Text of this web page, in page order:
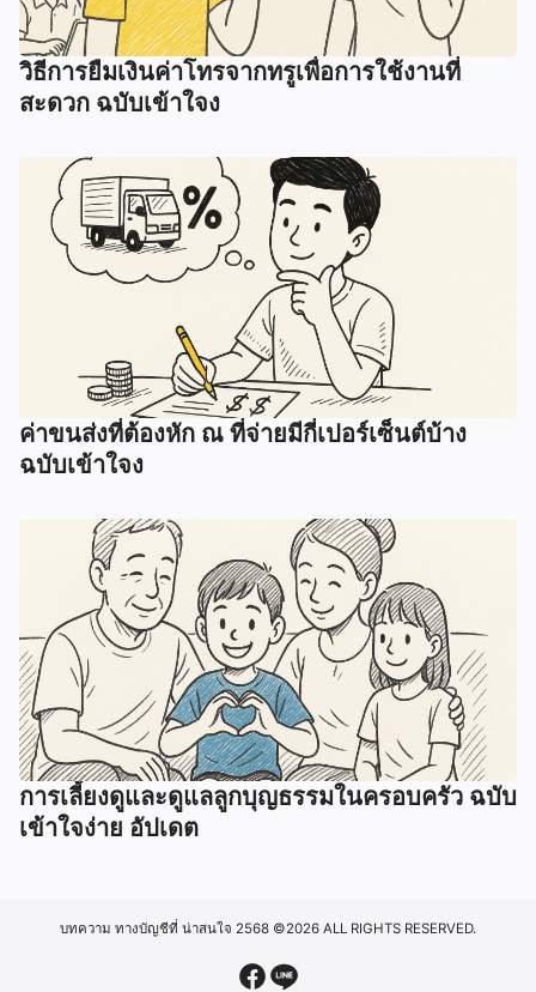
วิธีการยืมเงินค่าโทรจากทรูเพื่อการใช้งานที่
สะดวก ฉบับเข้าใจง
ค่าขนส่งที่ต้องหัก ณ ที่จ่ายมีกี่เปอร์เซ็นต์บ้าง
ฉบับเข้าใจง
การเลี้ยงดูและดูแลลูกบุญธรรมในครอบครัว ฉบับ
เข้าใจง่าย อัปเดต
บทความ ทางบัญชีที่ น่าสนใจ 2568 ©2026 ALL RIGHTS RESERVED.